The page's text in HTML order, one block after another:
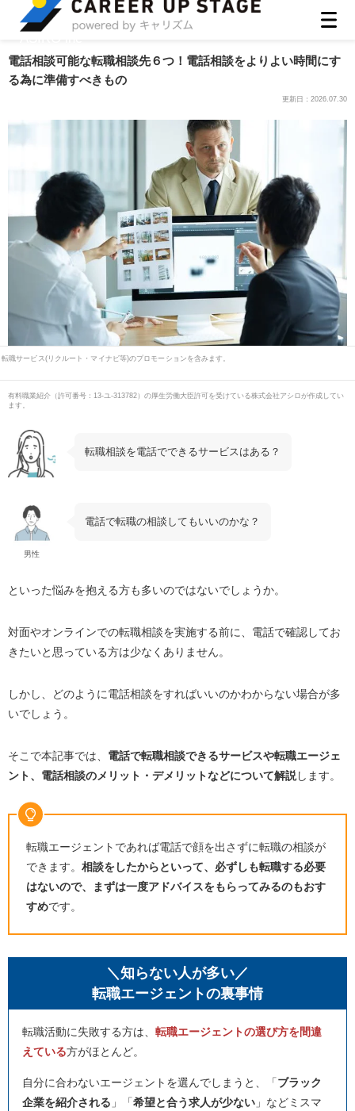
電話相談可能な転職相談先６つ！電話相談をよりよい時間にす
る為に準備すべきもの
更新日：2026.07.30
転職サービス(リクルート・マイナビ等)のプロモーションを含みます。
有料職業紹介（許可番号：13-ユ-313782）の厚生労働大臣許可を受けている株式会社アシロが作成してい
ます。
転職相談を電話でできるサービスはある？
男性
電話で転職の相談してもいいのかな？
といった悩みを抱える方も多いのではないでしょうか。
対面やオンラインでの転職相談を実施する前に、電話で確認してお
きたいと思っている方は少なくありません。
しかし、どのように電話相談をすればいいのかわからない場合が多
いでしょう。
そこで本記事では、 電話で転職相談できるサービスや転職エージェ
ント、電話相談のメリット・デメリットなどについて解説します。
転職エージェントであれば電話で顔を出さずに転職の相談が
できます。 相談をしたからといって、必ずしも転職する必要
はないので、まずは一度アドバイスをもらってみるのもおす
すめです。
＼知らない人が多い／
転職エージェントの裏事情
転職活動に失敗する方は、転職エージェントの選び方を間違
えている方がほとんど。
自分に合わないエージェントを選んでしまうと、「ブラック
企業を紹介される 」「希望と合う求人が少ない 」などミスマ